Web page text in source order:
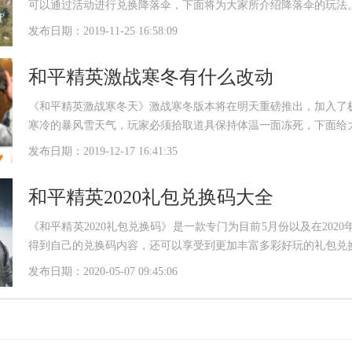
可以通过活动进行兑换降落伞，下面将为大家所介绍降落伞的玩法
发布日期：2019-11-25 16:58:09
和平精英激战寒冬有什么改动
《和平精英激战寒冬天》激战寒冬版本将在明天重磅推出，加入
寒冷的暴风雪天气，玩家必须拾取道具保持体温一面冻死，下面
发布日期：2019-12-17 16:41:35
和平精英2020礼包兑换码大全
《和平精英2020礼包兑换码》是一款专门为目前5月份以及在
得到自己的兑换码内容，还可以享受到更加丰富多彩好玩的礼包
发布日期：2020-05-07 09:45:06